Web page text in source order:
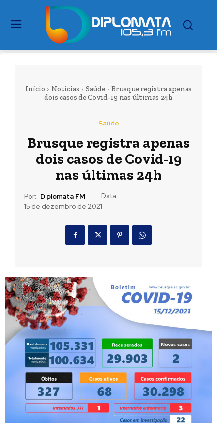
Início Notícias Saúde
Brusque registra apenas
dois casos de Covid-19 nas últimas 24h
Saúde
Brusque registra apenas
dois casos de Covid-19
nas últimas 24h
Por: Diplomata FM
Data:
15 de dezembro de 2021